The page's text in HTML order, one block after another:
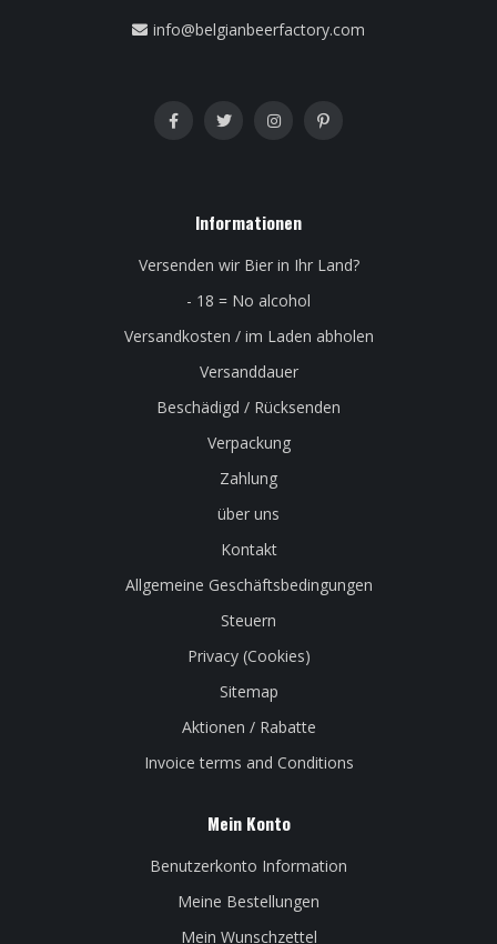
info@belgianbeerfactory.com
Informationen
Versenden wir Bier in Ihr Land?
- 18 = No alcohol
Versandkosten / im Laden abholen
Versanddauer
Beschädigd / Rücksenden
Verpackung
Zahlung
über uns
Kontakt
Allgemeine Geschäftsbedingungen
Steuern
Privacy (Cookies)
Sitemap
Aktionen / Rabatte
Invoice terms and Conditions
Mein Konto
Benutzerkonto Information
Meine Bestellungen
Mein Wunschzettel